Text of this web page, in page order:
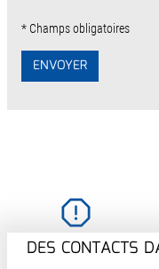
* Champs obligatoires
ENVOYER
DES CONTACTS